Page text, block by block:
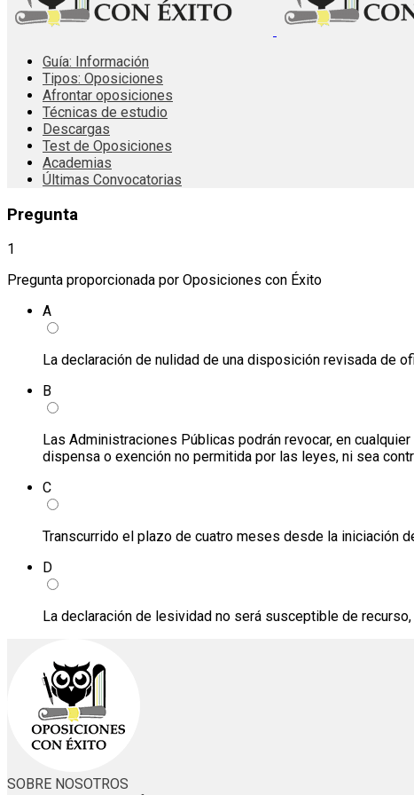
Guía: Información
Tipos: Oposiciones
Afrontar oposiciones
Técnicas de estudio
Descargas
Test de Oposiciones
Academias
Últimas Convocatorias
Pregunta
1
Pregunta proporcionada por Oposiciones con Éxito
A
La declaración de nulidad de una disposición revisada de
B
Las Administraciones Públicas podrán revocar, en
dispensa o exención no permitida por las leyes, ni sea
C
Transcurrido el plazo de cuatro meses desde la iniciación
D
La declaración de lesividad no será susceptible de
SOBRE NOSOTROS